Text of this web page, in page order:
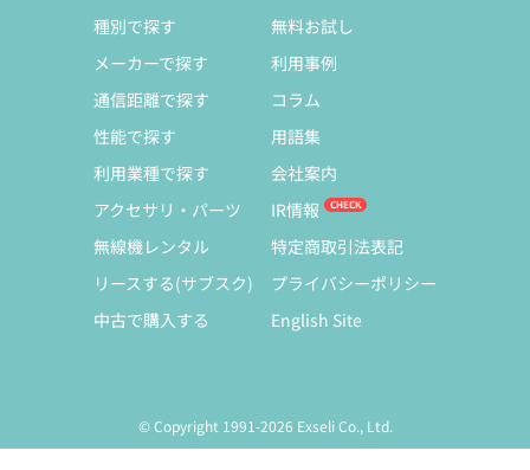
種別で探す
メーカーで探す
通信距離で探す
性能で探す
利用業種で探す
アクセサリ・パーツ
無線機レンタル
リースする(サブスク)
中古で購入する
無料お試し
利用事例
コラム
用語集
会社案内
IR情報
特定商取引法表記
プライバシーポリシー
English Site
© Copyright 1991-2026 Exseli Co., Ltd.